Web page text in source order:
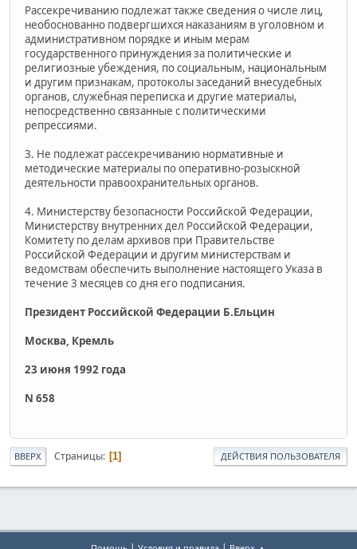
Рассекречиванию подлежат также сведения о числе лиц,
необоснованно подвергшихся наказаниям в уголовном и
административном порядке и иным мерам
государственного принуждения за политические и
религиозные убеждения, по социальным, национальным
и другим признакам, протоколы заседаний внесудебных
органов, служебная переписка и другие материалы,
непосредственно связанные с политическими
репрессиями.
3. Не подлежат рассекречиванию нормативные и
методические материалы по оперативно-розыскной
деятельности правоохранительных органов.
4. Министерству безопасности Российской Федерации,
Министерству внутренних дел Российской Федерации,
Комитету по делам архивов при Правительстве
Российской Федерации и другим министерствам и
ведомствам обеспечить выполнение настоящего Указа в
течение 3 месяцев со дня его подписания.
Президент Российской Федерации Б.Ельцин
Москва, Кремль
23 июня 1992 года
N 658
ВВЕРХ Страницы 1 ДЕЙСТВИЯ ПОЛЬЗОВАТЕЛЯ